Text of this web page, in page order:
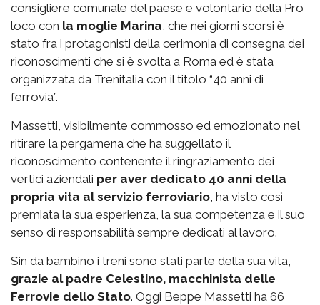
consigliere comunale del paese e volontario della Pro
loco con la moglie Marina, che nei giorni scorsi è
stato fra i protagonisti della cerimonia di consegna dei
riconoscimenti che si è svolta a Roma ed è stata
organizzata da Trenitalia con il titolo “40 anni di
ferrovia”.
Massetti, visibilmente commosso ed emozionato nel
ritirare la pergamena che ha suggellato il
riconoscimento contenente il ringraziamento dei
vertici aziendali per aver dedicato 40 anni della
propria vita al servizio ferroviario, ha visto così
premiata la sua esperienza, la sua competenza e il suo
senso di responsabilità sempre dedicati al lavoro.
Sin da bambino i treni sono stati parte della sua vita,
grazie al padre Celestino, macchinista delle
Ferrovie dello Stato. Oggi Beppe Massetti ha 66